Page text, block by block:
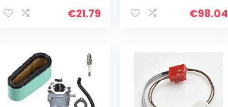
Algemene RZR
€21.79
Ivoorkleurig
€98.04